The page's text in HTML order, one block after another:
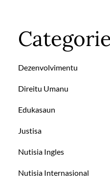
Dezenvolvimentu
Direitu Umanu
Edukasaun
Justisa
Nutisia Ingles
Nutisia Internasional